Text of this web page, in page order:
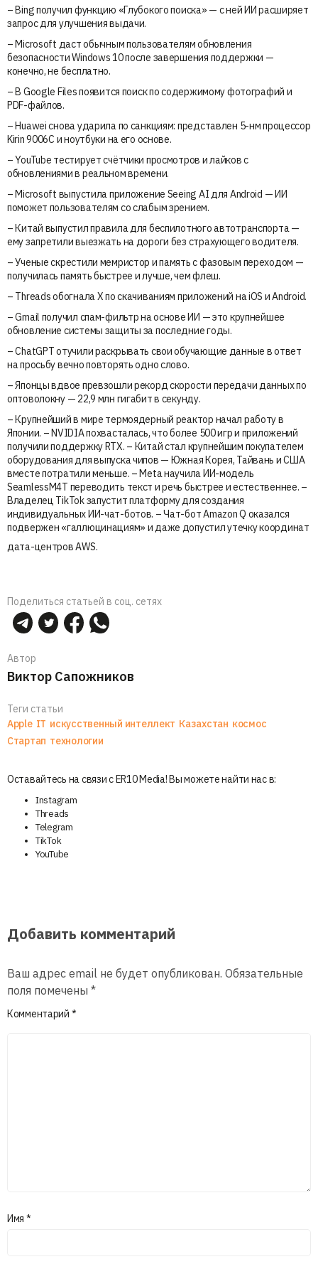
– Bing получил функцию «Глубокого поиска» — с ней ИИ расширяет
запрос для улучшения выдачи.
– Microsoft даст обычным пользователям обновления
безопасности Windows 10 после завершения поддержки —
конечно, не бесплатно.
– В Google Files появится поиск по содержимому фотографий и
PDF-файлов.
– Huawei снова ударила по санкциям: представлен 5-нм процессор
Kirin 9006C и ноутбуки на его основе.
– YouTube тестирует счётчики просмотров и лайков с
обновлениями в реальном времени.
– Microsoft выпустила приложение Seeing AI для Android — ИИ
поможет пользователям со слабым зрением.
– Китай выпустил правила для беспилотного автотранспорта —
ему запретили выезжать на дороги без страхующего водителя.
– Ученые скрестили мемристор и память с фазовым переходом —
получилась память быстрее и лучше, чем флеш.
– Threads обогнала X по скачиваниям приложений на iOS и Android.
– Gmail получил спам-фильтр на основе ИИ — это крупнейшее
обновление системы защиты за последние годы.
– ChatGPT отучили раскрывать свои обучающие данные в ответ
на просьбу вечно повторять одно слово.
– Японцы вдвое превзошли рекорд скорости передачи данных по
оптоволокну — 22,9 млн гигабит в секунду.
– Крупнейший в мире термоядерный реактор начал работу в
Японии. – NVIDIA похвасталась, что более 500 игр и приложений
получили поддержку RTX. – Китай стал крупнейшим покупателем
оборудования для выпуска чипов — Южная Корея, Тайвань и США
вместе потратили меньше. – Meta научила ИИ-модель
SeamlessM4T переводить текст и речь быстрее и естественнее. –
Владелец TikTok запустит платформу для создания
индивидуальных ИИ-чат-ботов. – Чат-бот Amazon Q оказался
подвержен «галлюцинациям» и даже допустил утечку координат
дата-центров AWS.
Поделиться статьей в соц. сетях
Автор
Виктор Сапожников
Теги статьи
Apple IT искусственный интеллект Казахстан космос
Стартап технологии
Оставайтесь на связи с ER10 Media! Вы можете найти нас в:
Instagram
Threads
Telegram
TikTok
YouTube
Добавить комментарий
Ваш адрес email не будет опубликован. Обязательные
поля помечены *
Комментарий *
Имя *